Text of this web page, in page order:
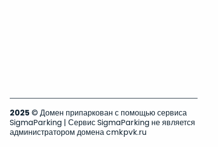
2025 © Домен припаркован с помощью сервиса
SigmaParking | Сервис SigmaParking не является
администратором домена cmkpvk.ru